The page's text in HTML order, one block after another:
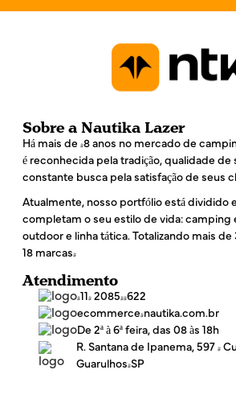
*
Sobre a Nautika Lazer
Há mais de 48 anos no mercado de
é reconhecida pela tradição, qualidade de
constante busca pela satisfação de seus
Atualmente, nosso portfólio está dividido
completam o seu estilo de vida: camping
outdoor e linha tática. Totalizando mais
18 marcas!
Atendimento
(11) 2085-4622
ecommerce@nautika.com.br
De 2ª à 6ª feira, das 08 às 18h
R. Santana de Ipanema, 597 -
Guarulhos/SP